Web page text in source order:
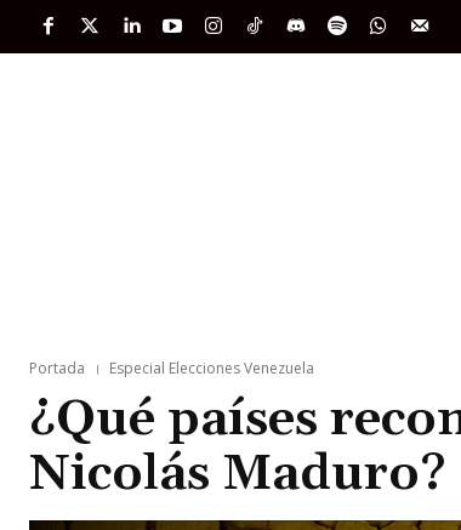
Portada Especial Elecciones Venezuela
¿Qué países
Nicolás Maduro?